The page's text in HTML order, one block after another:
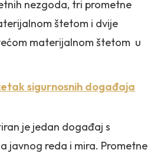
nezgoda, tri prometne
štetom i dvije
materijalnom štetom u
sigurnosnih događaja
je jedan događaj s
javnog reda i mira. Prometne